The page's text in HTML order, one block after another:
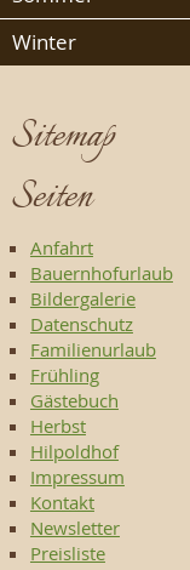
Winter
Sitemap
Seiten
Anfahrt
Bauernhofurlaub
Bildergalerie
Datenschutz
Familienurlaub
Frühling
Gästebuch
Herbst
Hilpoldhof
Impressum
Kontakt
Newsletter
Preisliste